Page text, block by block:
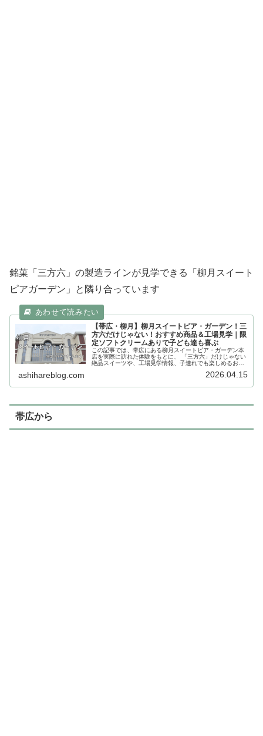
銘菓「三方六」の製造ラインが見学できる「柳月スイート
ピアガーデン」と隣り合っています
【帯広・柳月】柳月スイートピア・ガーデン！三
方六だけじゃない！おすすめ商品＆工場見学｜限
定ソフトクリームありで子ども達も喜ぶ
この記事では、帯広にある柳月スイートピア・ガーデン本
店を実際に訪れた体験をもとに、 「三方六」だけじゃない
絶品スイーツや、工場見学情報、子連れでも楽しめるお得
ashihareblog.com 2026.04.15
帯広から